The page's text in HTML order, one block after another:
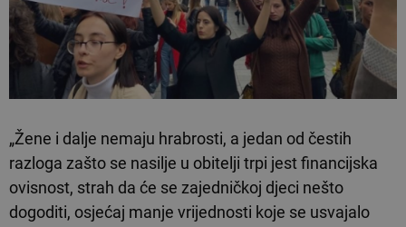
„Žene i dalje nemaju hrabrosti, a jedan od čestih
razloga zašto se nasilje u obitelji trpi jest financijska
ovisnost, strah da će se zajedničkoj djeci nešto
dogoditi, osjećaj manje vrijednosti koje se usvajalo